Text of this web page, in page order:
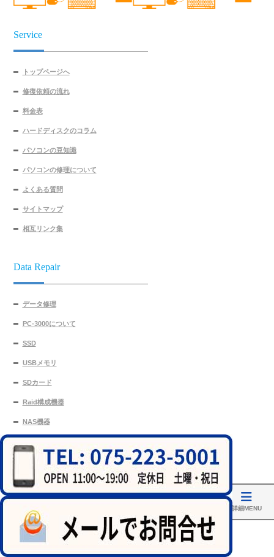
ホーム 詳細MENU
Service
トップページへ
修復依頼の流れ
料金表
ハードディスクのコラム
パソコンの豆知識
パソコンの修理について
よくある質問
サイトマップ
相互リンク集
Data Repair
データ修理
PC-3000について
SSD
USBメモリ
SDカード
Raid構成機器
NAS機器
Mac Repair
MacOSの故障
Macのキーボード修理